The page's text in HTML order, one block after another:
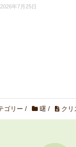
2026年7月25日
ゴリー / 曙 / クリ